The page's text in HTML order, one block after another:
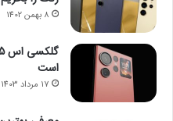
8 بهمن 1402
است
17 مرداد 1403